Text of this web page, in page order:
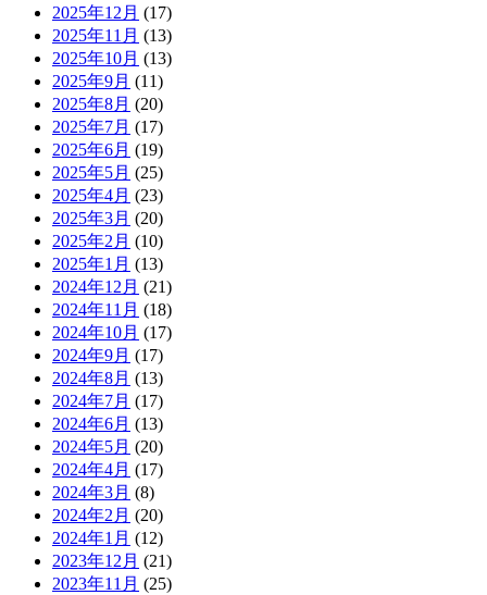
2025年12月 (17)
2025年11月 (13)
2025年10月 (13)
2025年9月 (11)
2025年8月 (20)
2025年7月 (17)
2025年6月 (19)
2025年5月 (25)
2025年4月 (23)
2025年3月 (20)
2025年2月 (10)
2025年1月 (13)
2024年12月 (21)
2024年11月 (18)
2024年10月 (17)
2024年9月 (17)
2024年8月 (13)
2024年7月 (17)
2024年6月 (13)
2024年5月 (20)
2024年4月 (17)
2024年3月 (8)
2024年2月 (20)
2024年1月 (12)
2023年12月 (21)
2023年11月 (25)